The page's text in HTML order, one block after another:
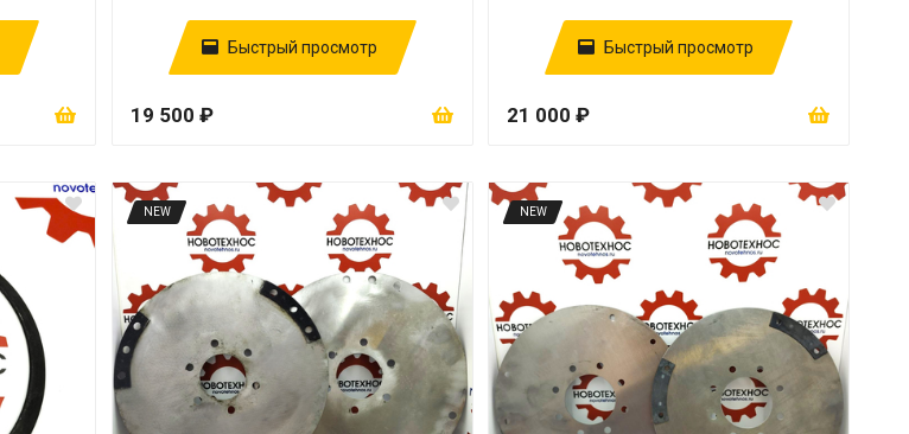
Быстрый просмотр
19 500 ₽
Быстрый просмотр
21 000 ₽
NEW NEW